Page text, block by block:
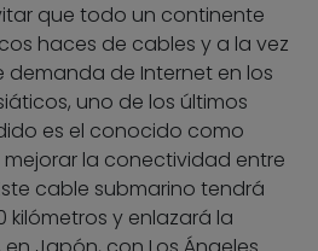
que todo un continente
haces de cables y a la vez
demanda de Internet en los
uno de los últimos
es el conocido como
mejorar la conectividad entre
cable submarino tendrá
kilómetros y enlazará la